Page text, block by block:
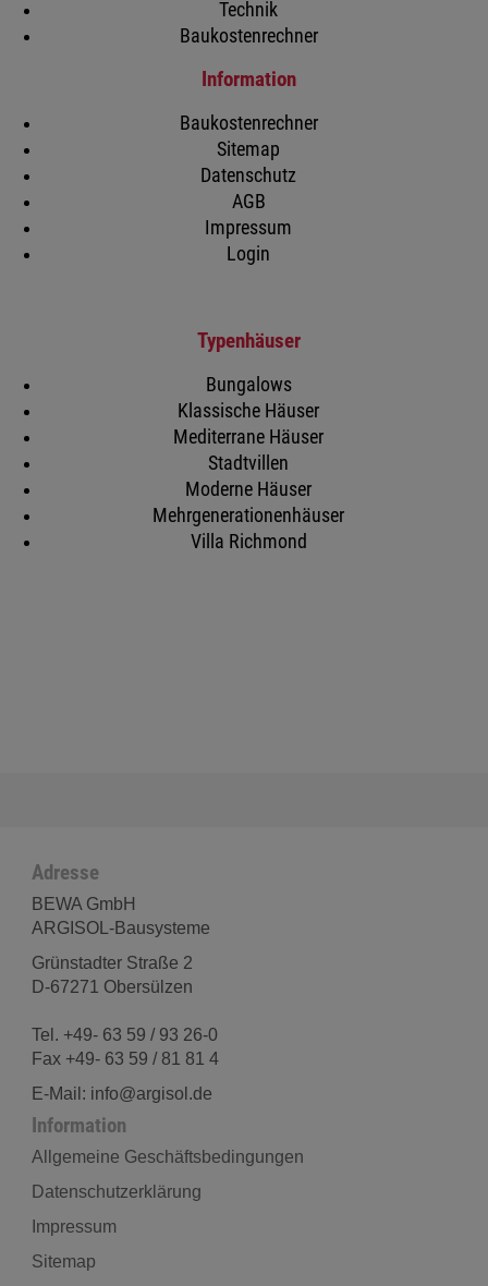
Technik
Baukostenrechner
Information
Baukostenrechner
Sitemap
Datenschutz
AGB
Impressum
Login
Typenhäuser
Bungalows
Klassische Häuser
Mediterrane Häuser
Stadtvillen
Moderne Häuser
Mehrgenerationenhäuser
Villa Richmond
Adresse
BEWA GmbH
ARGISOL-Bausysteme
Grünstadter Straße 2
D-67271 Obersülzen
Tel. +49- 63 59 / 93 26-0
Fax +49- 63 59 / 81 81 4
E-Mail: info@argisol.de
Information
Allgemeine Geschäftsbedingungen
Datenschutzerklärung
Impressum
Sitemap